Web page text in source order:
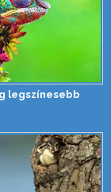
legszínesebb